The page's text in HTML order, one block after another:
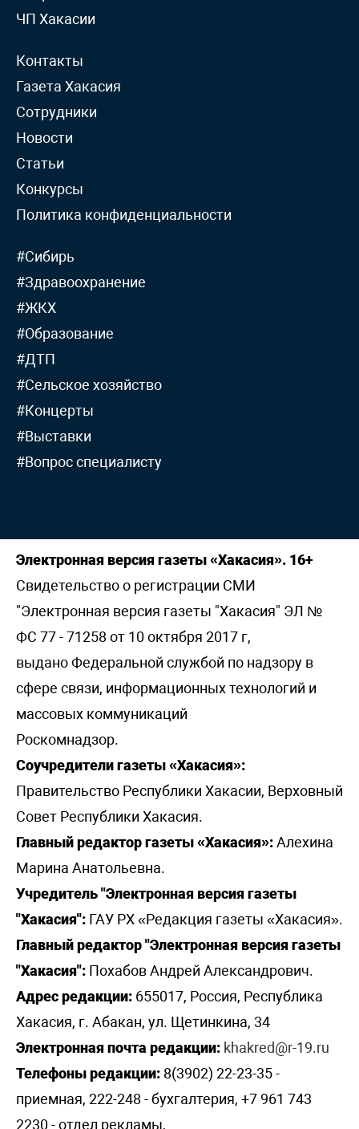
ЧП Хакасии
Контакты
Газета Хакасия
Сотрудники
Новости
Статьи
Конкурсы
Политика конфиденциальности
#Сибирь
#Здравоохранение
#ЖКХ
#Образование
#ДТП
#Сельское хозяйство
#Концерты
#Выставки
#Вопрос специалисту
Электронная версия газеты «Хакасия». 16+
Свидетельство о регистрации СМИ
"Электронная версия газеты "Хакасия" ЭЛ №
ФС 77 - 71258 от 10 октября 2017 г,
выдано Федеральной службой по надзору в
сфере связи, информационных технологий и
массовых коммуникаций
Роскомнадзор.
Соучредители газеты «Хакасия»:
Правительство Республики Хакасии, Верховный
Совет Республики Хакасия.
Главный редактор газеты «Хакасия»:Алехина
Марина Анатольевна.
Учредитель "Электронная версия газеты
"Хакасия": ГАУ РХ «Редакция газеты «Хакасия».
Главный редактор "Электронная версия газеты
"Хакасия": Похабов Андрей Александрович.
Адрес редакции: 655017, Россия, Республика
Хакасия, г. Абакан, ул. Щетинкина, 34
Электронная почта редакции: khakred@r-19.ru
Телефоны редакции: 8(3902) 22-23-35 -
приемная, 222-248 - бухгалтерия, +7 961 743
2230 - отдел рекламы,